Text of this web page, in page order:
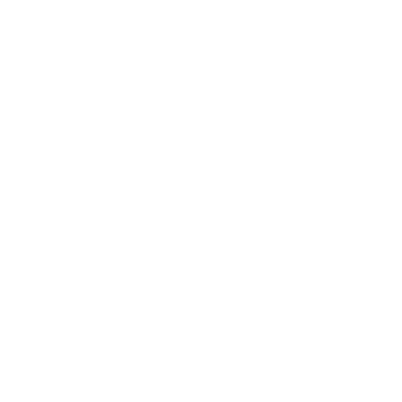
ou à tout moment de la journée pour un apport
référence